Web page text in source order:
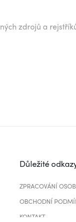
zdrojů a
Důležité
ZPRACOVÁNÍ
OBCHODNÍ
KONTAKT